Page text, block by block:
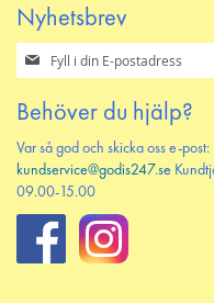
Nyhetsbrev
Prenumerera
på
nyhetsbrev
Behöver du hjälp?
Var så god och skicka oss e-post:
kundservice@godis247.se
09.00-15.00